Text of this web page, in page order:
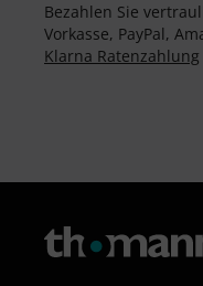
Bezahlen Sie
Vorkasse, PayPal,
Klarna Ratenzahlung